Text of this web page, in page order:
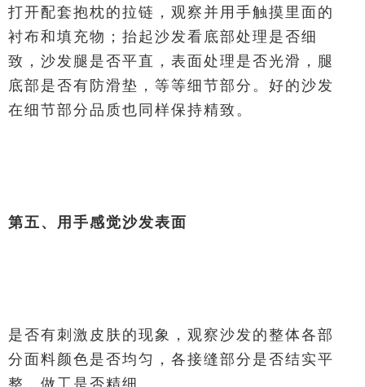
打开配套抱枕的拉链，观察并用手触摸里面的
衬布和填充物；抬起沙发看底部处理是否细
致，沙发腿是否平直，表面处理是否光滑，腿
底部是否有防滑垫，等等细节部分。好的沙发
在细节部分品质也同样保持精致。
第五、用手感觉沙发表面
是否有刺激皮肤的现象，观察沙发的整体各部
分面料颜色是否均匀，各接缝部分是否结实平
整，做工是否精细。